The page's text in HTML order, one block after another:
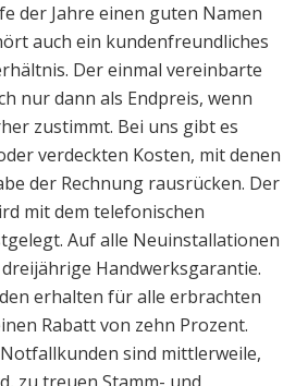
der Jahre einen guten Namen
auch ein kundenfreundliches
Der einmal vereinbarte
nur dann als Endpreis, wenn
zustimmt. Bei uns gibt es
verdeckten Kosten, mit denen
der Rechnung rausrücken. Der
mit dem telefonischen
Auf alle Neuinstallationen
Handwerksgarantie.
erhalten für alle erbrachten
Rabatt von zehn Prozent.
sind mittlerweile,